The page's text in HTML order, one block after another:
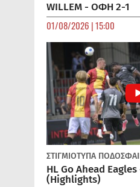
WILLEM - ΟΦΗ 2-1
01/08/2026 | 15:00
ΣΤΙΓΜΙΟΤΥΠΑ
HL Go Ahead
(Highlights)